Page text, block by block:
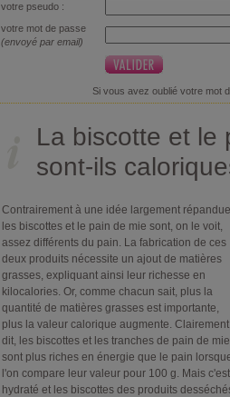
votre pseudo :
votre mot de passe
(envoyé par email)
Si vous avez oublié votre mot
La biscotte et le
sont-ils
Contrairement à une idée largement
les biscottes et le pain de mie sont, on le voit,
assez différents du pain. La fabrication de ces
deux produits nécessite un ajout de matières
grasses, expliquant ainsi leur richesse en
kilocalories. Or, comme chacun sait, plus la
quantité de matières grasses est importante,
plus la valeur calorique augmente. Clairement
dit, les biscottes et les tranches de pain de mie
sont plus riches en énergie que le pain
l'on compare leur valeur pour 100 g. Mais
hydraté et les biscottes des produits